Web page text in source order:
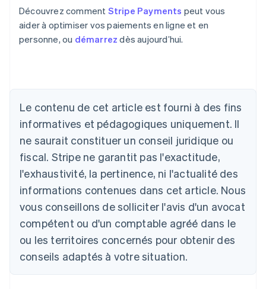
Découvrez comment Stripe Payments peut vous
aider à optimiser vos paiements en ligne et en
personne, ou démarrez dès aujourd’hui.
Le contenu de cet article est fourni à des fins
informatives et pédagogiques uniquement. Il
ne saurait constituer un conseil juridique ou
fiscal. Stripe ne garantit pas l'exactitude,
l'exhaustivité, la pertinence, ni l'actualité des
informations contenues dans cet article. Nous
vous conseillons de solliciter l'avis d'un avocat
compétent ou d'un comptable agréé dans le
ou les territoires concernés pour obtenir des
conseils adaptés à votre situation.
Allemagne
Deutsch
Australie
English
Autriche
Belgique
NederlandsFrançaisDeutschEnglish
Brésil
PortuguêsEnglish
Bulgarie
English
English Français
Chine continentale